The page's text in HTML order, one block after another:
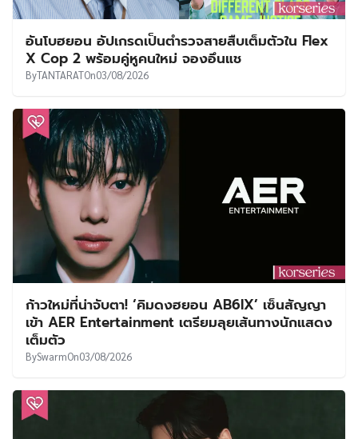
อันโบฮยอน อัปเกรดเป็นตำรวจสายสืบเต็มตัวใน Flex
X Cop 2 พร้อมคู่หูคนใหม่ จองอึนแช
ByTANTARATOn03/08/2026
ก้าวใหม่ที่น่าจับตา! ‘คิมดงฮยอน AB6IX’ เซ็นสัญญา
เข้า AER Entertainment เตรียมลุยเส้นทางนักแสดง
เต็มตัว
BySwarmOn03/08/2026